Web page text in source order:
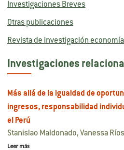
Investigaciones Breves
Otras publicaciones
Revista de investigación
Investigaciones
Más allá de la igualdad de
ingresos, responsabilidad
el Perú
Stanislao Maldonado, Vanessa Ríos
Leer más